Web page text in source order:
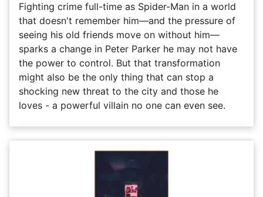
Fighting crime full-time as Spider-Man in a world
that doesn't remember him—and the pressure of
seeing his old friends move on without him—
sparks a change in Peter Parker he may not have
the power to control. But that transformation
might also be the only thing that can stop a
shocking new threat to the city and those he
loves - a powerful villain no one can even see.